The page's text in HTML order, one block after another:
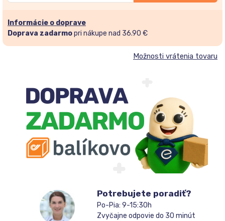
mailovú
adresu
a
zoznamu
čakateľov
Informácie o doprave
Doprava zadarmopri nákupe nad 36.90 €
Možnosti vrátenia tovaru
Potrebujete poradiť?
Po-Pia: 9-15:30h
Zvyčajne odpovie do 30 minút